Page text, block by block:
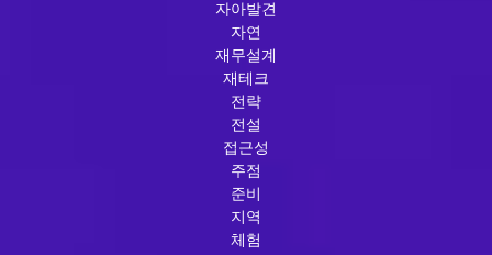
자아발견
자연
재무설계
재테크
전략
전설
접근성
주점
준비
지역
체험